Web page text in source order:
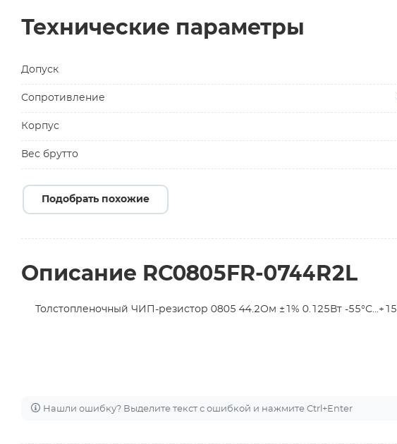
Технические параметры
Допуск
Сопротивление
Корпус
Вес брутто
Подобрать похожие
Описание RC0805FR-0744R2L
Толстопленочный ЧИП-резистор 0805 44.2Ом ±1% 0.125Вт -
Нашли ошибку? Выделите текст с ошибкой и нажмите Ctrl+Enter